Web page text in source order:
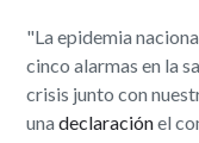
"La epidemia
cinco alarmas en la
crisis junto con
unadeclaraciónel